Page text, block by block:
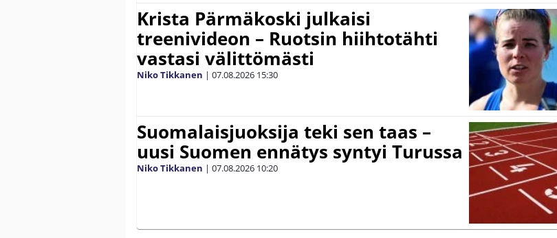
Krista Pärmäkoski julkaisi
treenivideon – Ruotsin hiihtotähti
vastasi välittömästi
Niko Tikkanen | 07.08.2026 15:30
Suomalaisjuoksija teki sen taas –
uusi Suomen ennätys syntyi Turussa
Niko Tikkanen | 07.08.2026 10:20